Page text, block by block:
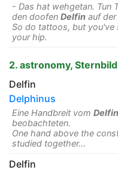
- Das hat wehgetan. Tun
den doofen Delfin auf der
So do tattoos, but
your hip.
2. astronomy, Sternbild
Delfin
Delphinus
Eine Handbreit vom Delfin
beobachteten.
One hand above the
studied together...
Delfin